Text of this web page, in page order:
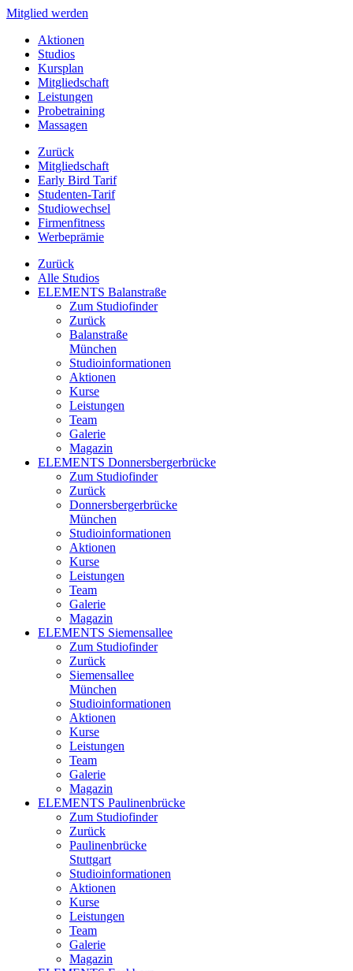
Mitglied werden
Aktionen
Studios
Kursplan
Mitgliedschaft
Leistungen
Probetraining
Massagen
Zurück
Mitgliedschaft
Early Bird Tarif
Studenten-Tarif
Studiowechsel
Firmenfitness
Werbeprämie
Zurück
Alle Studios
ELEMENTS Balanstraße
Zum Studiofinder
Zurück
Balan­straße
München
Studioinformationen
Aktionen
Kurse
Leistungen
Team
Galerie
Magazin
ELEMENTS Donnersbergerbrücke
Zum Studiofinder
Zurück
Donners­berger­brücke
München
Studioinformationen
Aktionen
Kurse
Leistungen
Team
Galerie
Magazin
ELEMENTS Siemensallee
Zum Studiofinder
Zurück
Siemens­allee
München
Studioinformationen
Aktionen
Kurse
Leistungen
Team
Galerie
Magazin
ELEMENTS Paulinenbrücke
Zum Studiofinder
Zurück
Paulinen­brücke
Stuttgart
Studioinformationen
Aktionen
Kurse
Leistungen
Team
Galerie
Magazin